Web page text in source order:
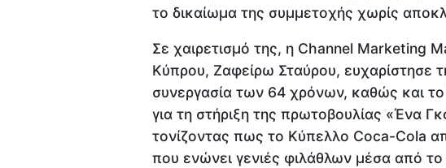
το δικαίωμα της συμμετοχής χωρίς
Σε χαιρετισμό της, η Channel Marketing
Κύπρου, Ζαφείρω Σταύρου, ευχαρίστησε
συνεργασία των 64 χρόνων, καθώς και το
για τη στήριξη της πρωτοβουλίας «Ένα
τονίζοντας πως το Κύπελλο Coca-Cola
που ενώνει γενιές φιλάθλων μέσα από το